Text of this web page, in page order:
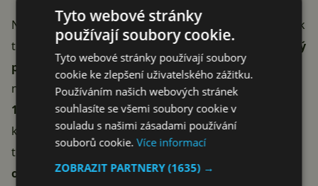
Není prozatím jasné, co způsobuje, že nereaguje dotyk
těchto smartphonů.
Mohlo by se jednat o softwarový
problém , je zde ale jedna věc, která do této teorie
nesedí. Problém se například projevuje na
11 Ultra, ale už ne například u telefonu POCO F3, za
kterým také Xiaomi v podstatě stojí. Přitom je na
těchto zařízeních
operačnímu systému MIUI 12.5. Navíc se s
Tyto webové stránky
používají soubory cookie.
Tyto webové stránky používají soubory
cookie ke zlepšení uživatelského zážitku.
Používáním našich webových stránek
souhlasíte se všemi soubory cookie v
souladu s našimi zásadami používání
souborů cookie.Více informací
ZOBRAZIT PARTNERY(1635) →